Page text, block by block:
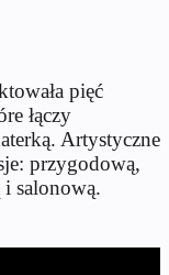
pięć
łączy
Artystyczne
przygodową,
salonową.